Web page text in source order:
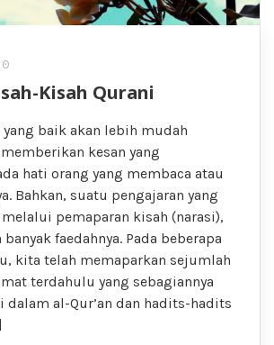
Kisah Qurani
yang baik akan lebih mudah
kesan yang
hati orang yang membaca atau
Bahkan, suatu pengajaran yang
pemaparan kisah (narasi),
faedahnya. Pada beberapa
kita telah memaparkan sejumlah
terdahulu yang sebagiannya
al-Qur’an dan hadits-hadits